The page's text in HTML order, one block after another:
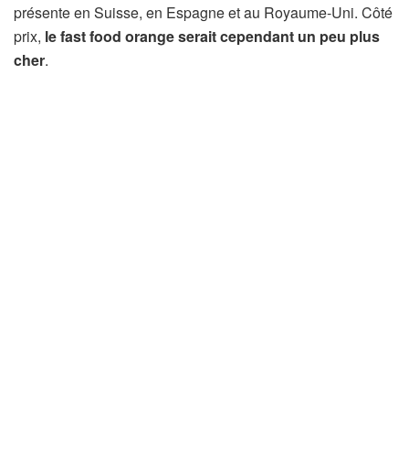
présente en Suisse, en Espagne et au Royaume-Uni. Côté
prix, le fast food orange serait cependant un peu plus
cher.